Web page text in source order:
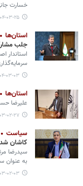
خسارت
۱۴۰۴-۰۳-۲۵
استان‌ها
جلب
استاندار
۱۴۰۴-۰۳-۰۳
استان‌ها
علیرضا
۱۴۰۳-۰۲-۲۷
سیاست
کاشان شد
سیدرضا
به عنوان
۱۴۰۳-۰۲-۰۳